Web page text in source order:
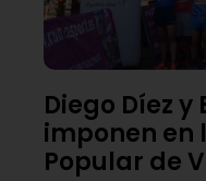
Diego Díez
imponen en
Popular de